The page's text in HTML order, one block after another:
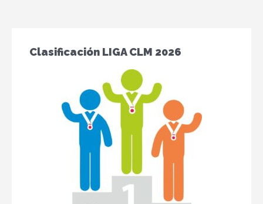
Clasificación LIGA CLM 2026